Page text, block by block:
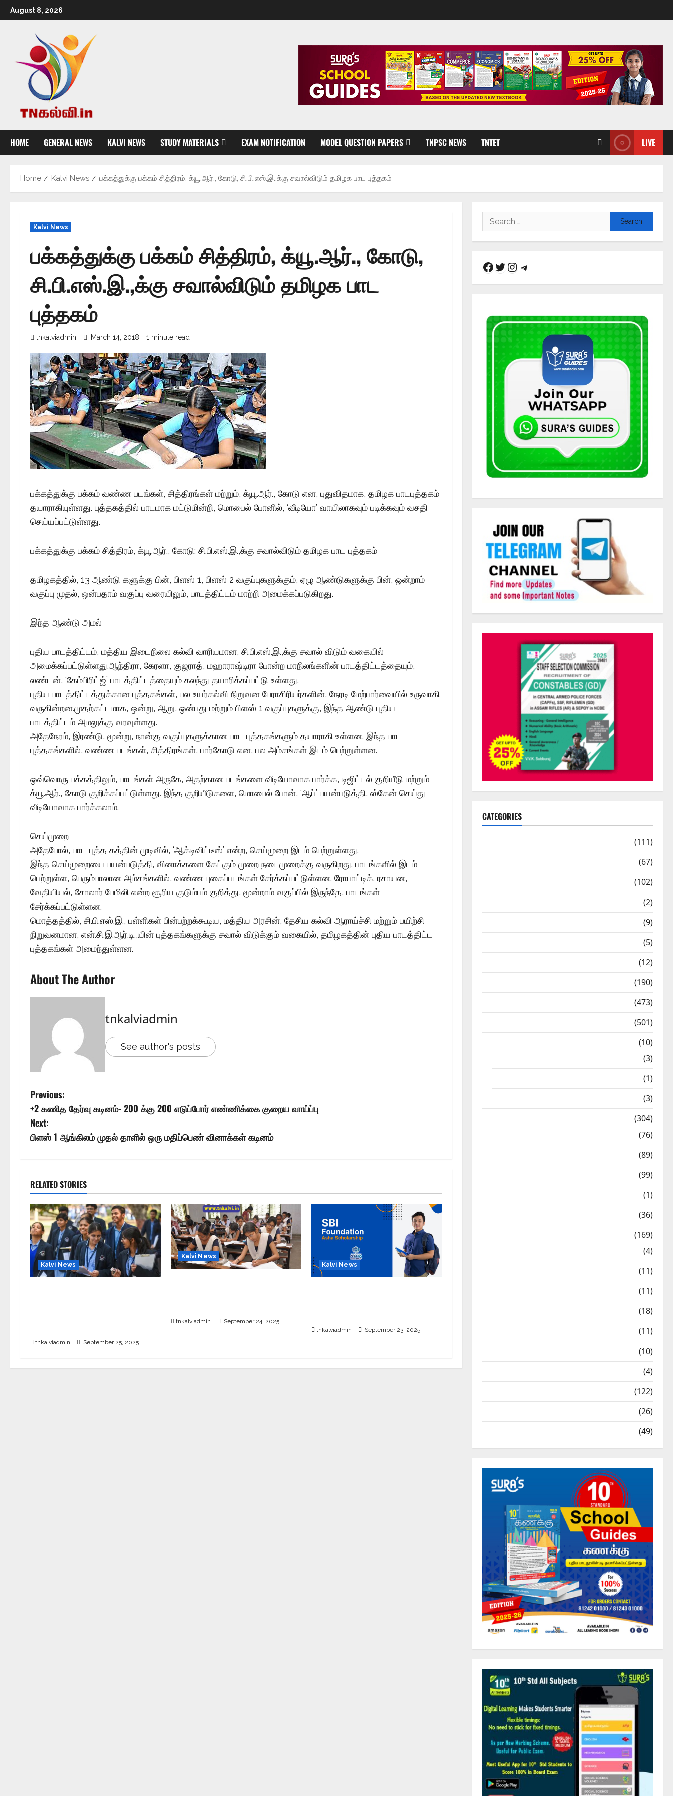
August 8, 2026
HOME GENERAL NEWS KALVI NEWS STUDY MATERIALS EXAM NOTIFICATION MODEL QUESTION PAPERS TNPSC NEWS TNTET LIVE
Home Kalvi News பக்கத்துக்கு பக்கம் சித்திரம், க்யூ.ஆர்., கோடு, சி.பி.எஸ்.இ.,க்கு சவால்விடும் தமிழக பாட புத்தகம்
Kalvi News
பக்கத்துக்கு பக்கம் சித்திரம், க்யூ.ஆர்., கோடு,
சி.பி.எஸ்.இ.,க்கு சவால்விடும் தமிழக பாட
புத்தகம்
tnkalviadmin March 14, 2018 1 minute read
பக்கத்துக்கு பக்கம் வண்ண படங்கள், சித்திரங்கள் மற்றும், க்யூ.ஆர்., கோடு என, புதுவிதமாக, தமிழக பாடபுத்தகம்
தயாராகியுள்ளது. புத்தகத்தில் பாடமாக மட்டுமின்றி, மொபைல் போனில், ‘வீடியோ’ வாயிலாகவும் படிக்கவும் வசதி
செய்யப்பட்டுள்ளது.
பக்கத்துக்கு பக்கம் சித்திரம், க்யூ.ஆர்., கோடு: சி.பி.எஸ்.இ.,க்கு சவால்விடும் தமிழக பாட புத்தகம்
தமிழகத்தில், 13 ஆண்டு களுக்கு பின், பிளஸ் 1, பிளஸ் 2 வகுப்புகளுக்கும், ஏழு ஆண்டுகளுக்கு பின், ஒன்றாம்
வகுப்பு முதல், ஒன்பதாம் வகுப்பு வரையிலும், பாடத்திட்டம் மாற்றி அமைக்கப்படுகிறது.
இந்த ஆண்டு அமல்
புதிய பாடத்திட்டம், மத்திய இடைநிலை கல்வி வாரியமான, சி.பி.எஸ்.இ.,க்கு சவால் விடும் வகையில்
அமைக்கப்பட்டுள்ளது.ஆந்திரா, கேரளா, குஜராத், மஹாராஷ்டிரா போன்ற மாநிலங்களின் பாடத்திட்டத்தையும்,
லண்டன், ‘கேம்பிரிட்ஜ்’ பாடத்திட்டத்தையும் கலந்து தயாரிக்கப்பட்டு உள்ளது.
புதிய பாடத்திட்டத்துக்கான புத்தகங்கள், பல உயர்கல்வி நிறுவன பேராசிரியர்களின், நேரடி மேற்பார்வையில் உருவாகி
வருகின்றன.முதற்கட்டமாக, ஒன்று, ஆறு, ஒன்பது மற்றும் பிளஸ் 1 வகுப்புகளுக்கு, இந்த ஆண்டு புதிய
பாடத்திட்டம் அமலுக்கு வரவுள்ளது.
அதேநேரம், இரண்டு, மூன்று, நான்கு வகுப்புகளுக்கான பாட புத்தகங்களும் தயாராகி உள்ளன. இந்த பாட
புத்தகங்களில், வண்ண படங்கள், சித்திரங்கள், பார்கோடு என, பல அம்சங்கள் இடம் பெற்றுள்ளன.
ஒவ்வொரு பக்கத்திலும், பாடங்கள் அருகே, அதற்கான படங்களை வீடியோவாக பார்க்க, டிஜிட்டல் குறியீடு மற்றும்
க்யூ.ஆர்., கோடு குறிக்கப்பட்டுள்ளது. இந்த குறியீடுகளை, மொபைல் போன், ‘ஆப்’ பயன்படுத்தி, ஸ்கேன் செய்து
வீடியோவாக பார்க்கலாம்.
செய்முறை
அதேபோல், பாட புத்த கத்தின் முடிவில், ‘ஆக்டிவிட்டீஸ்’ என்ற, செய்முறை இடம் பெற்றுள்ளது.
இந்த செய்முறையை பயன்படுத்தி, வினாக்களை கேட்கும் முறை நடைமுறைக்கு வருகிறது. பாடங்களில் இடம்
பெற்றுள்ள, பெரும்பாலான அம்சங்களில், வண்ண புகைப்படங்கள் சேர்க்கப்பட்டுள்ளன. ரோபாட்டிக், ரசாயன,
வேதியியல், சோலார் பேமிலி என்ற சூரிய குடும்பம் குறித்து, மூன்றாம் வகுப்பில் இருந்தே, பாடங்கள்
சேர்க்கப்பட்டுள்ளன.
மொத்தத்தில், சி.பி.எஸ்.இ., பள்ளிகள் பின்பற்றக்கூடிய, மத்திய அரசின், தேசிய கல்வி ஆராய்ச்சி மற்றும் பயிற்சி
நிறுவனமான, என்.சி.இ.ஆர்.டி.,யின் புத்தகங்களுக்கு சவால் விடுக்கும் வகையில், தமிழகத்தின் புதிய பாடத்திட்ட
புத்தகங்கள் அமைந்துள்ளன.
About The Author
tnkalviadmin
See author's posts
Previous:
+2 கணித தேர்வு கடினம்- 200 க்கு 200 எடுப்போர் எண்ணிக்கை குறைய வாய்ப்பு
Next:
பிளஸ் 1 ஆங்கிலம் முதல் தாளில் ஒரு மதிப்பெண் வினாக்கள் கடினம்
RELATED STORIES
Kalvi News
tnkalviadmin September 25, 2025
Kalvi News
tnkalviadmin September 24, 2025
Kalvi News
tnkalviadmin September 23, 2025
CATEGORIES
(111)
(67)
(102)
(2)
(9)
(5)
(12)
(190)
(473)
(501)
(10)
(3)
(1)
(3)
(304)
(76)
(89)
(99)
(1)
(36)
(169)
(4)
(11)
(11)
(18)
(11)
(10)
(4)
(122)
(26)
(49)